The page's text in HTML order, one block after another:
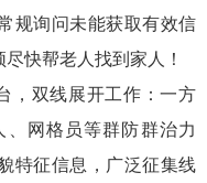
规询问未能获取有效信
快帮老人找到家人！
，双线展开工作：一方
网格员等群防群治力
特征信息，广泛征集线